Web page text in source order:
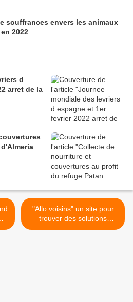
souffrances envers les animaux
2022
d
arret de la
"Allo voisins" un site pour
trouver des solutions
alternatives à l'abandon des